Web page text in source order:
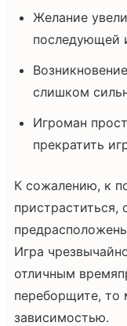
Желание
последующей
слишком
Игроман
прекратить
К сожалению, к
пристраститься,
Игра
отличным
переборщите, то
зависимостью.